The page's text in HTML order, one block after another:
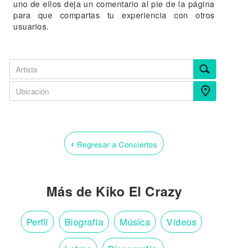
uno de ellos deja un comentario al pie de la página
para que compartas tu experiencia con otros
usuarios.
‹ Regresar a Conciertos
Más de Kiko El Crazy
Perfil Biografía Música Vídeos